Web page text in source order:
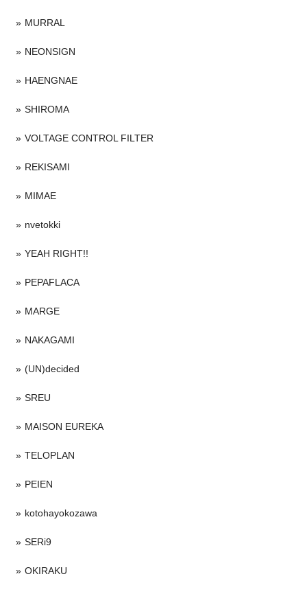
MURRAL
NEONSIGN
HAENGNAE
SHIROMA
VOLTAGE CONTROL FILTER
REKISAMI
MIMAE
nvetokki
YEAH RIGHT!!
PEPAFLACA
MARGE
NAKAGAMI
(UN)decided
SREU
MAISON EUREKA
TELOPLAN
PEIEN
kotohayokozawa
SERi9
OKIRAKU